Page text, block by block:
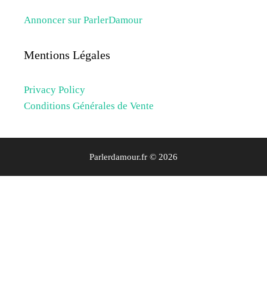
Annoncer sur ParlerDamour
Mentions Légales
Privacy Policy
Conditions Générales de Vente
Parlerdamour.fr © 2026